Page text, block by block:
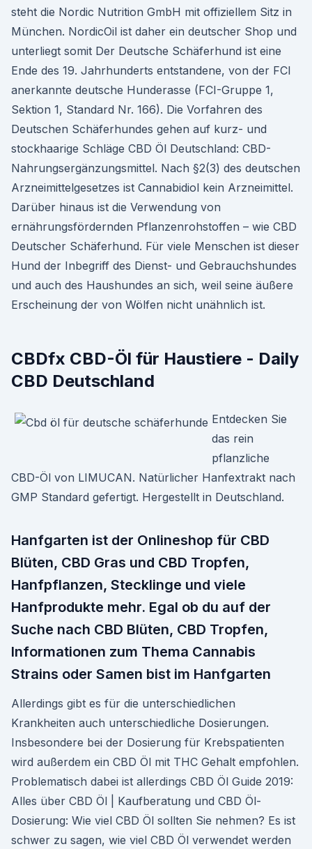
steht die Nordic Nutrition GmbH mit offiziellem Sitz in
München. NordicOil ist daher ein deutscher Shop und
unterliegt somit Der Deutsche Schäferhund ist eine
Ende des 19. Jahrhunderts entstandene, von der FCI
anerkannte deutsche Hunderasse (FCI-Gruppe 1,
Sektion 1, Standard Nr. 166). Die Vorfahren des
Deutschen Schäferhundes gehen auf kurz- und
stockhaarige Schläge CBD Öl Deutschland: CBD-
Nahrungsergänzungsmittel. Nach §2(3) des deutschen
Arzneimittelgesetzes ist Cannabidiol kein Arzneimittel.
Darüber hinaus ist die Verwendung von
ernährungsfördernden Pflanzenrohstoffen – wie CBD
Deutscher Schäferhund. Für viele Menschen ist dieser
Hund der Inbegriff des Dienst- und Gebrauchshundes
und auch des Haushundes an sich, weil seine äußere
Erscheinung der von Wölfen nicht unähnlich ist.
CBDfx CBD-Öl für Haustiere - Daily
CBD Deutschland
Entdecken Sie
das rein
pflanzliche
CBD-Öl von LIMUCAN. Natürlicher Hanfextrakt nach
GMP Standard gefertigt. Hergestellt in Deutschland.
Hanfgarten ist der Onlineshop für CBD
Blüten, CBD Gras und CBD Tropfen,
Hanfpflanzen, Stecklinge und viele
Hanfprodukte mehr. Egal ob du auf der
Suche nach CBD Blüten, CBD Tropfen,
Informationen zum Thema Cannabis
Strains oder Samen bist im Hanfgarten
Allerdings gibt es für die unterschiedlichen
Krankheiten auch unterschiedliche Dosierungen.
Insbesondere bei der Dosierung für Krebspatienten
wird außerdem ein CBD Öl mit THC Gehalt empfohlen.
Problematisch dabei ist allerdings CBD Öl Guide 2019:
Alles über CBD Öl | Kaufberatung und CBD Öl-
Dosierung: Wie viel CBD Öl sollten Sie nehmen? Es ist
schwer zu sagen, wie viel CBD Öl verwendet werden